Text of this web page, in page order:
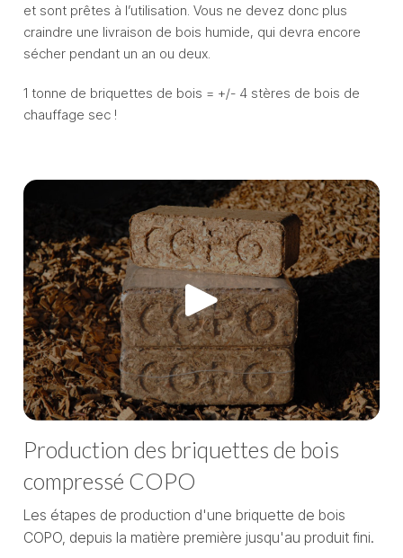
et sont prêtes à l’utilisation. Vous ne devez donc plus
craindre une livraison de bois humide, qui devra encore
sécher pendant un an ou deux.
1 tonne de briquettes de bois = +/- 4 stères de bois de
chauffage sec !
Nos
Production des briquettes de bois
compressé COPO
Les étapes de production d'une briquette de bois
COPO, depuis la matière première jusqu'au produit fini.